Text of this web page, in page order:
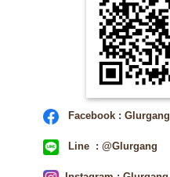
Facebook : Glurgang
Line : @Glurgang